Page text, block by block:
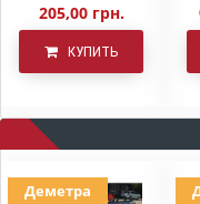
205,00 грн.
КУПИТЬ
Деметра